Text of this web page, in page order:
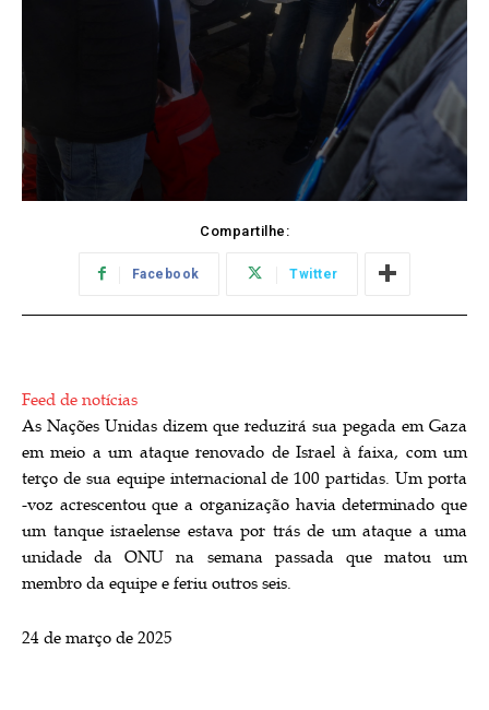
Compartilhe:
Facebook Twitter
Feed de notícias
As Nações Unidas dizem que reduzirá sua pegada em Gaza
em meio a um ataque renovado de Israel à faixa, com um
terço de sua equipe internacional de 100 partidas. Um porta
-voz acrescentou que a organização havia determinado que
um tanque israelense estava por trás de um ataque a uma
unidade da ONU na semana passada que matou um
membro da equipe e feriu outros seis.
P
24 de março de 2025